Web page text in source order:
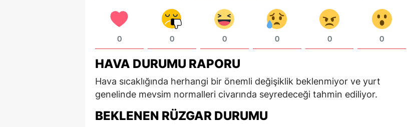
0 0 0 0 0 0
HAVA DURUMU RAPORU
Hava sıcaklığında herhangi bir önemli değişiklik beklenmiyor ve yurt
genelinde mevsim normalleri civarında seyredeceği tahmin ediliyor.
BEKLENEN RÜZGAR DURUMU